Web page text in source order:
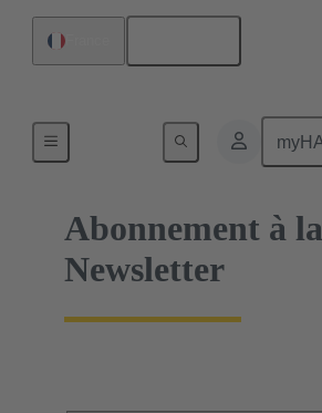
Abonnement à la
Newsletter